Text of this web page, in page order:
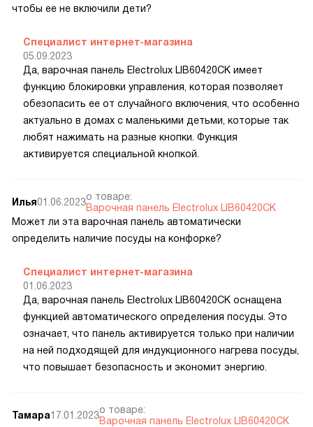
чтобы ее не включили дети?
Специалист интернет-магазина
05.09.2023
Да, варочная панель Electrolux LIB60420CK имеет
функцию блокировки управления, которая позволяет
обезопасить ее от случайного включения, что особенно
актуально в домах с маленькими детьми, которые так
любят нажимать на разные кнопки. Функция
активируется специальной кнопкой.
Илья01.06.2023о товаре:
Варочная панель Electrolux LIB60420CK
Может ли эта варочная панель автоматически
определить наличие посуды на конфорке?
Специалист интернет-магазина
01.06.2023
Да, варочная панель Electrolux LIB60420CK оснащена
функцией автоматического определения посуды. Это
означает, что панель активируется только при наличии
на ней подходящей для индукционного нагрева посуды,
что повышает безопасность и экономит энергию.
Тамара17.01.2023о товаре:
Варочная панель Electrolux LIB60420CK